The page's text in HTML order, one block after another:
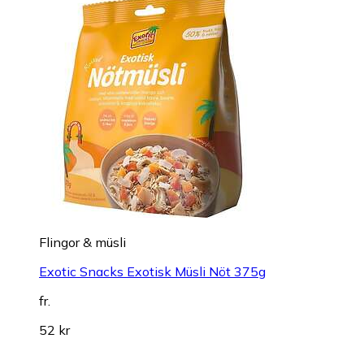
Flingor & müsli
Exotic Snacks Exotisk Müsli Nöt 375g
fr.
52 kr